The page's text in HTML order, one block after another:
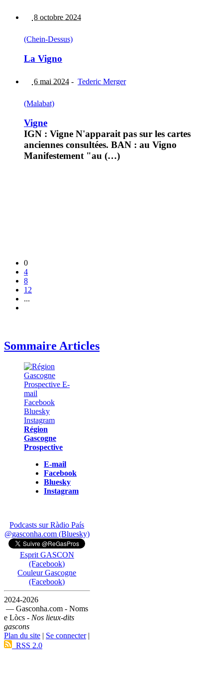
8 octobre 2024
(Chein-Dessus)
La Vigno
6 mai 2024 - Tederic Merger
(Malabat)
Vigne
IGN : Vigne N'apparait pas sur les cartes
anciennes consultées. BAN : au Vigno
Manifestement "au (…)
0
4
8
12
...
Sommaire Articles
Région
Gascogne
Prospective
E-mail
Facebook
Bluesky
Instagram
Podcasts sur Ràdio País
@gasconha.com (Bluesky)
Esprit GASCON
(Facebook)
Couleur Gascogne
(Facebook)
2024-2026
— Gasconha.com - Noms
e Lòcs - Nos lieux-dits
gascons
Plan du site
Se connecter|
RSS 2.0